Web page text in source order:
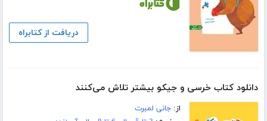
دریافت از کتابراه
دانلود کتاب خرسی و جیکو بیشتر تلاش می‌کنند
از:جانی لمبرت